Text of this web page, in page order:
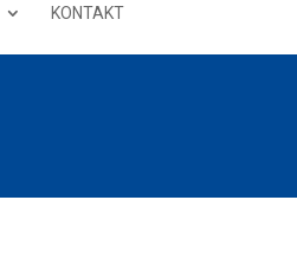
KONTAKT